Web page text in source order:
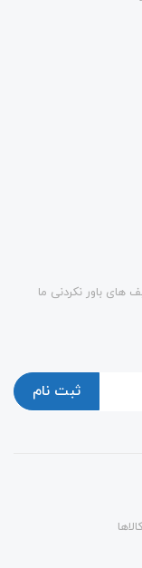
های باور نکردنی ما
ثبت نام